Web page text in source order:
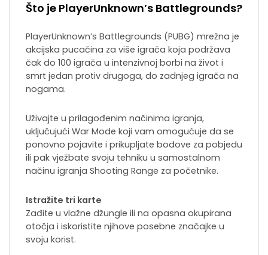
Što je PlayerUnknown’s Battlegrounds?
PlayerUnknown’s Battlegrounds (PUBG) mrežna je
akcijska pucačina za više igrača koja podržava
čak do 100 igrača u intenzivnoj borbi na život i
smrt jedan protiv drugoga, do zadnjeg igrača na
nogama.
Uživajte u prilagođenim načinima igranja,
uključujući War Mode koji vam omogućuje da se
ponovno pojavite i prikupljate bodove za pobjedu
ili pak vježbate svoju tehniku u samostalnom
načinu igranja Shooting Range za početnike.
Istražite tri karte
Zađite u vlažne džungle ili na opasna okupirana
otočja i iskoristite njihove posebne značajke u
svoju korist.